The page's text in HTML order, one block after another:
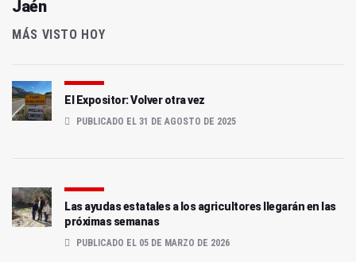
Jaén
MÁS VISTO HOY
El Expositor: Volver otra vez
PUBLICADO EL 31 DE AGOSTO DE 2025
Las ayudas estatales a los agricultores llegarán en las
próximas semanas
PUBLICADO EL 05 DE MARZO DE 2026